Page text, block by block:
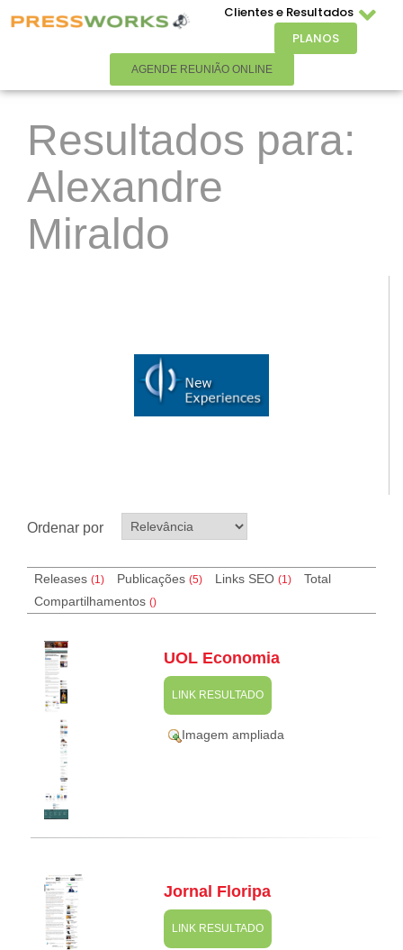
Clientes e Resultados
PLANOS
AGENDE REUNIÃO ONLINE
Resultados para:
Alexandre
Miraldo
Ordenar por
Releases (1) Publicações (5) Links SEO (1)
Total
Compartilhamentos ()
UOL Economia
LINK RESULTADO
Imagem ampliada
Jornal Floripa
LINK RESULTADO